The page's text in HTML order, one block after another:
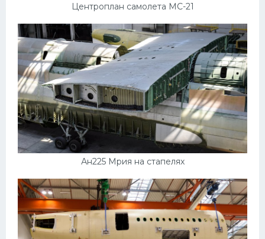
Центроплан самолета МС-21
Ан225 Мрия на стапелях